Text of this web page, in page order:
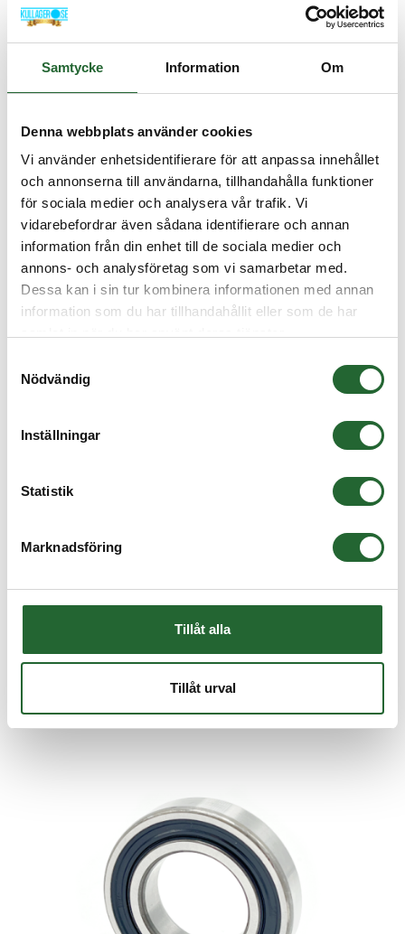
Samtycke Information Om
Denna webbplats använder cookies
Vi använder enhetsidentifierare för att anpassa innehållet
och annonserna till användarna, tillhandahålla funktioner
för sociala medier och analysera vår trafik. Vi
vidarebefordrar även sådana identifierare och annan
information från din enhet till de sociala medier och
annons- och analysföretag som vi samarbetar med.
Dessa kan i sin tur kombinera informationen med annan
information som du har tillhandahållit eller som de har
Nödvändig
Inställningar
Statistik
Marknadsföring
Tillåt alla
Tillåt urval
Kullager 6205 2RS C3 25x52x15
I lager
Art nr. 62052RSC3
82,50 :-
Koniskt rullager 30205 25x52x16,25
52mmBredd: 16,25mm ...